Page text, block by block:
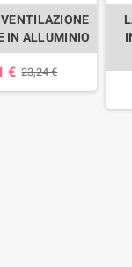
IN ALLUMINIO
€ 23,24 €